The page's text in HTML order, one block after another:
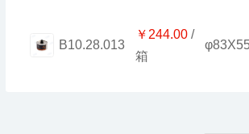
B10.28.013
￥244.00
箱